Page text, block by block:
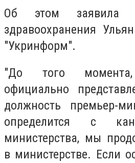
Об этом заявила
здравоохранения
"Укринформ".
"До того
официально
должность премьер-
определится с
министерства, мы
в министерстве. Если